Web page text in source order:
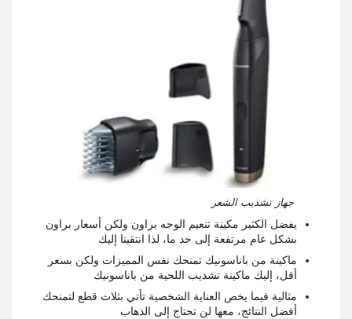
جهاز تشذيب الشعر
يفضل الكثير مكينة تنعيم الوجه براون ولكن أسعار براون
بشكل عام مرتفعة إلى حد ما، لذا انتقينا إليك
ماكينة من باناسونيك تمنحك نفس المميزات ولكن بسعر
أقل، إليك ماكينة تشذيب اللحية من باناسونيك
مثالية فيما يخص العناية الشخصية تأتي بثلاث قطع لتمنحك
أفضل النتائج، معها لن تحتاج إلى الذهاب